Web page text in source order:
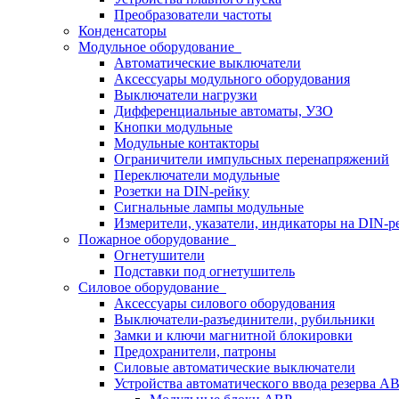
Преобразователи частоты
Конденсаторы
Модульное оборудование
Автоматические выключатели
Аксессуары модульного оборудования
Выключатели нагрузки
Дифференциальные автоматы, УЗО
Кнопки модульные
Модульные контакторы
Ограничители импульсных перенапряжений
Переключатели модульные
Розетки на DIN-рейку
Сигнальные лампы модульные
Измерители, указатели, индикаторы на DIN-
Пожарное оборудование
Огнетушители
Подставки под огнетушитель
Силовое оборудование
Аксессуары силового оборудования
Выключатели-разъединители, рубильники
Замки и ключи магнитной блокировки
Предохранители, патроны
Силовые автоматические выключатели
Устройства автоматического ввода резерва